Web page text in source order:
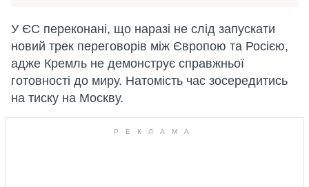
У ЄС переконані, що наразі не слід запускати
новий трек переговорів між Європою та Росією,
адже Кремль не демонструє справжньої
готовності до миру. Натомість час зосередитись
на тиску на Москву.